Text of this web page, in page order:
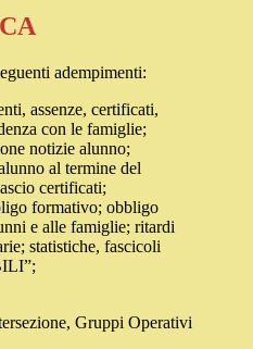
adempimenti:
assenze, certificati,
con le famiglie;
notizie alunno;
al termine del
certificati;
formativo; obbligo
e alle famiglie; ritardi
statistiche, fascicoli
Gruppi Operativi